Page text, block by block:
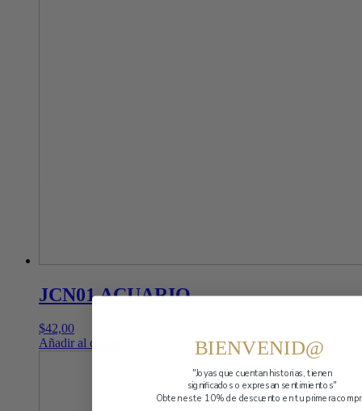
JCN01 ACUARIO
$42,00
Añadir al carrito
BIENVENID@
"Joyas que cuentan historias,tienen
significados o expresan sentimientos"
Obten este 10% de descuento en tu primera